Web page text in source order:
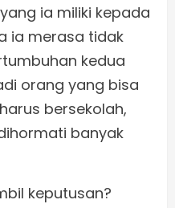
ia miliki kepada
ia merasa tidak
kedua
orang yang bisa
bersekolah,
banyak
keputusan?